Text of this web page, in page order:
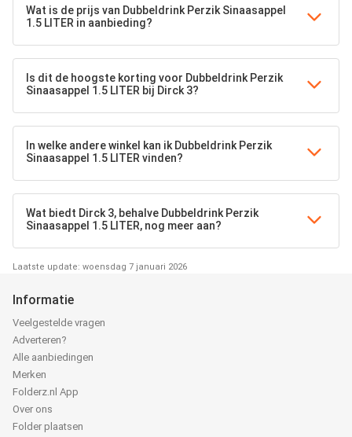
Wat is de prijs van Dubbeldrink Perzik Sinaasappel
1.5 LITER in aanbieding?
Is dit de hoogste korting voor Dubbeldrink Perzik
Sinaasappel 1.5 LITER bij Dirck 3?
In welke andere winkel kan ik Dubbeldrink Perzik
Sinaasappel 1.5 LITER vinden?
Wat biedt Dirck 3, behalve Dubbeldrink Perzik
Sinaasappel 1.5 LITER, nog meer aan?
Laatste update: woensdag 7 januari 2026
Informatie
Veelgestelde vragen
Adverteren?
Alle aanbiedingen
Merken
Folderz.nl App
Over ons
Folder plaatsen